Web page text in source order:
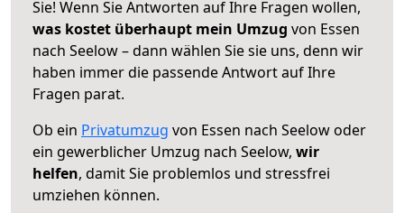
Sie! Wenn Sie Antworten auf Ihre Fragen wollen,
was kostet überhaupt mein Umzug von Essen
nach Seelow – dann wählen Sie sie uns, denn wir
haben immer die passende Antwort auf Ihre
Fragen parat.
Ob ein Privatumzug von Essen nach Seelow oder
ein gewerblicher Umzug nach Seelow, wir
helfen, damit Sie problemlos und stressfrei
umziehen können.